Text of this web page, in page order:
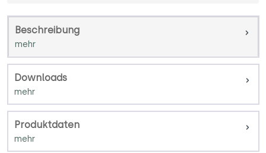
Beschreibung
Downloads
Produktdaten